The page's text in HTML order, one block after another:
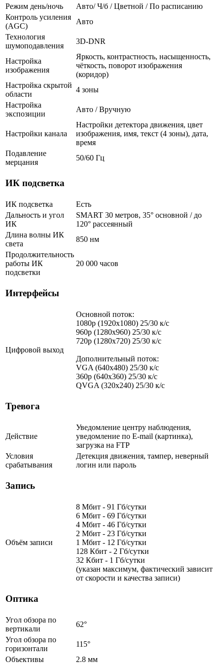
Режим день/ночь
Авто/ Ч/б / Цветной / По расписанию
Контроль усиления
(AGC)
Авто
Технология
шумоподавления
3D-DNR
Настройка
изображения
Яркость, контрастность, насыщенность,
чёткость, поворот изображения
(коридор)
Настройка скрытой
области
4 зоны
Настройка
экспозиции
Авто / Вручную
Настройки канала
Настройки детектора движения, цвет
изображения, имя, текст (4 зоны), дата,
время
Подавление
мерцания
50/60 Гц
ИК подсветка
ИК подсветка
Есть
Дальность и угол
ИК
SMART 30 метров, 35° основной / до
120° рассеянный
Длина волны ИК
света
850 нм
Продолжительность
работы ИК
подсветки
20 000 часов
Интерфейсы
Цифровой выход
Основной поток:
1080p (1920x1080) 25/30 к/с
960p (1280х960) 25/30 к/с
720p (1280х720) 25/30 к/с
Дополнительный поток:
VGA (640x480) 25/30 к/с
360p (640x360) 25/30 к/с
QVGA (320x240) 25/30 к/с
Тревога
Действие
Уведомление центру наблюдения,
уведомление по E-mail (картинка),
загрузка на FTP
Условия
срабатывания
Детекция движения, тампер, неверный
логин или пароль
Запись
Объём записи
8 Мбит - 91 Гб/сутки
6 Мбит - 69 Гб/сутки
4 Мбит - 46 Гб/сутки
2 Мбит - 23 Гб/сутки
1 Мбит - 12 Гб/сутки
128 Кбит - 2 Гб/сутки
32 Кбит - 1 Гб/сутки
(указан максимум, фактический зависит
от скорости и качества записи)
Оптика
Угол обзора по
вертикали
62°
Угол обзора по
горизонтали
115°
Объективы
2.8 мм